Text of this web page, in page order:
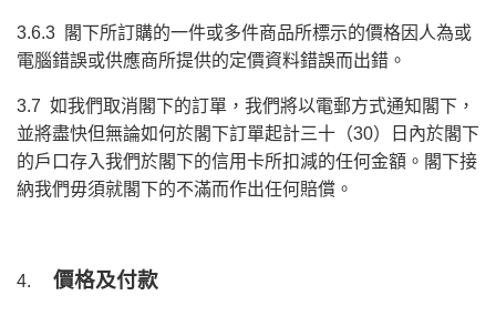
3.6.3 閣下所訂購的一件或多件商品所標示的價格因人為或
電腦錯誤或供應商所提供的定價資料錯誤而出錯。
3.7 如我們取消閣下的訂單，我們將以電郵方式通知閣下，
並將盡快但無論如何於閣下訂單起計三十（30）日內於閣下
的戶口存入我們於閣下的信用卡所扣減的任何金額。閣下接
納我們毋須就閣下的不滿而作出任何賠償。
4. 價格及付款